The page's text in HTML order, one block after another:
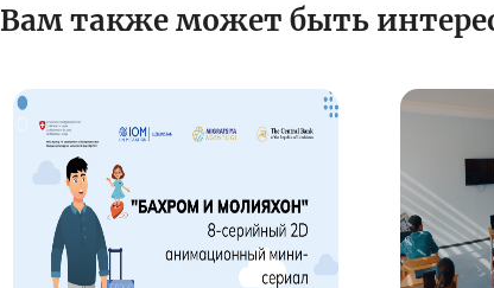
Вам также может быть